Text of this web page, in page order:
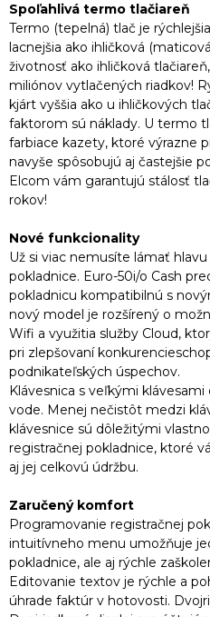
Spoľahlivá termo tlačiareň
Termo (tepelná) tlač je
lacnejšia ako ihličková
životnosť ako ihličková
miliónov vytlačených riadkov!
kjárt vyššia ako u ihličkových
faktorom sú náklady. U termo
farbiace kazety, ktoré výrazne
navyše spôsobujú aj častejšie
Elcom vám garantujú stálosť
rokov!
Nové funkcionality
Už si viac nemusíte lámať
pokladnice. Euro-50i/o Cash
pokladnicu kompatibilnú s
nový model je rozšírený o
Wifi a využitia služby Cloud,
pri zlepšovaní
podnikateľských úspechov.
Klávesnica s veľkými
vode. Menej nečistôt medzi
klávesnice sú dôležitými
registračnej pokladnice, ktoré
aj jej celkovú údržbu.
Zaručený komfort
Programovanie registračnej
intuitívneho menu umožňuje
pokladnice, ale aj rýchle
Editovanie textov je rýchle a
úhrade faktúr v hotovosti.